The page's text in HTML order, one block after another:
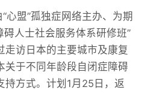
心盟”孤独症网络主办、为期
碍人士社会服务体系研修班”
走访日本的主要城市及康复
关于不同年龄段自闭症障碍
持方式。计划1月25日，返